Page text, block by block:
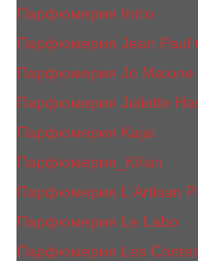
Парфюмерия Initio
Парфюмерия Jean Paul
Парфюмерия Jо Malоnе
Парфюмерия Juliette
Парфюмерия Kajal
Парфюмерия_КiIiаn
Парфюмерия L'Artisan
Парфюмерия Le Labo
Парфюмерия Les